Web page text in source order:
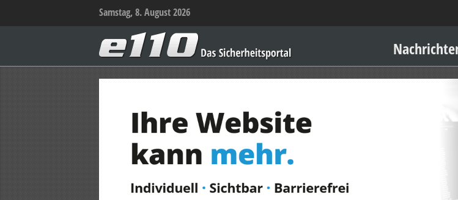
Samstag, 8. August 2026
–
Das
Sicherheitsportal